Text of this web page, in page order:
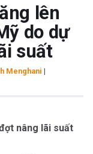
lên
do dự
suất
Menghani |
nâng lãi suất